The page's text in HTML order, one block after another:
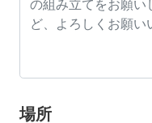
場所